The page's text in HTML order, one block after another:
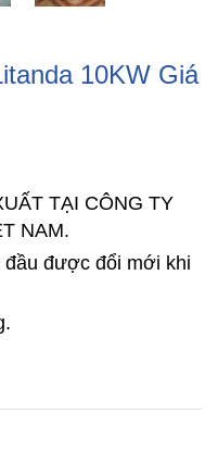
10KW Giá
TẠI CÔNG TY
NAM.
đầu được đổi mới khi